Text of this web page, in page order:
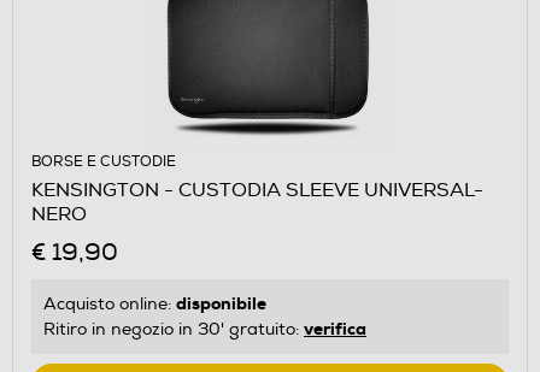
BORSE E CUSTODIE
KENSINGTON - CUSTODIA SLEEVE UNIVERSAL-
NERO
€ 19,90
Acquisto online: disponibile
Ritiro in negozio in 30' gratuito: verifica